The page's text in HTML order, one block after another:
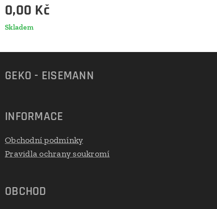
0,00 Kč
Skladem
GEKO - EISEMANN
INFORMACE
Obchodní podmínky
Pravidla ochrany soukromí
OBCHOD